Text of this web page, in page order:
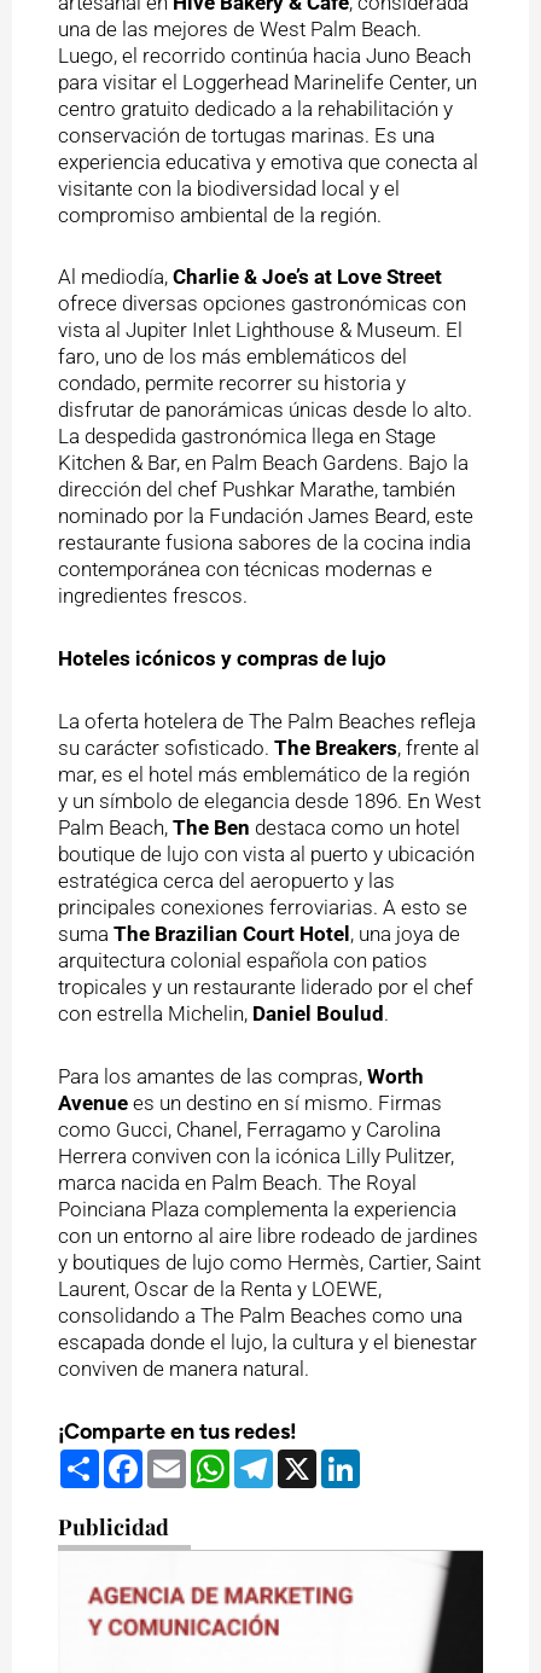
una de las mejores de West Palm Beach.
Luego, el recorrido continúa hacia Juno Beach
para visitar el Loggerhead Marinelife Center, un
centro gratuito dedicado a la rehabilitación y
conservación de tortugas marinas. Es una
experiencia educativa y emotiva que conecta al
visitante con la biodiversidad local y el
compromiso ambiental de la región.
Al mediodía, Charlie & Joe’s at Love Street
ofrece diversas opciones gastronómicas con
vista al Jupiter Inlet Lighthouse & Museum. El
faro, uno de los más emblemáticos del
condado, permite recorrer su historia y
disfrutar de panorámicas únicas desde lo alto.
La despedida gastronómica llega en Stage
Kitchen & Bar, en Palm Beach Gardens. Bajo la
dirección del chef Pushkar Marathe, también
nominado por la Fundación James Beard, este
restaurante fusiona sabores de la cocina india
contemporánea con técnicas modernas e
ingredientes frescos.
Hoteles icónicos y compras de lujo
La oferta hotelera de The Palm Beaches refleja
su carácter sofisticado. The Breakers, frente al
mar, es el hotel más emblemático de la región
y un símbolo de elegancia desde 1896. En West
Palm Beach, The Ben destaca como un hotel
boutique de lujo con vista al puerto y ubicación
estratégica cerca del aeropuerto y las
principales conexiones ferroviarias. A esto se
suma The Brazilian Court Hotel, una joya de
arquitectura colonial española con patios
tropicales y un restaurante liderado por el chef
con estrella Michelin, Daniel Boulud.
Para los amantes de las compras, Worth
Avenuees un destino en sí mismo. Firmas
como Gucci, Chanel, Ferragamo y Carolina
Herrera conviven con la icónica Lilly Pulitzer,
marca nacida en Palm Beach. The Royal
Poinciana Plaza complementa la experiencia
con un entorno al aire libre rodeado de jardines
y boutiques de lujo como Hermès, Cartier, Saint
Laurent, Oscar de la Renta y LOEWE,
consolidando a The Palm Beaches como una
escapada donde el lujo, la cultura y el bienestar
conviven de manera natural.
¡Comparte en tus redes!
Compartir
Facebook
EmailWhatsApp
Telegram
X LinkedIn
Publicidad